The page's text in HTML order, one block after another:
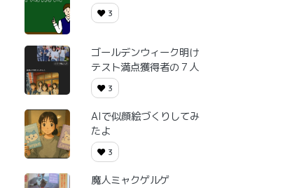
3
ゴールデンウィーク明け
テスト満点獲得者の７人
3
AIで似顔絵づくりしてみ
たよ
3
魔人ミャクゲルゲ